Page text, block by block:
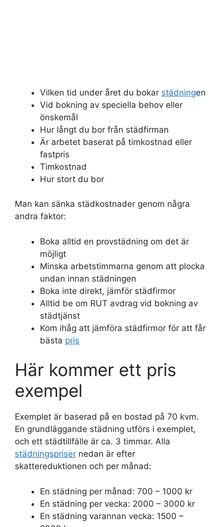
Vilken tid under året du bokar städningen
Vid bokning av speciella behov eller
önskemål
Hur långt du bor från städfirman
Är arbetet baserat på timkostnad eller
fastpris
Timkostnad
Hur stort du bor
Man kan sänka städkostnader genom några
andra faktor:
Boka alltid en provstädning om det är
möjligt
Minska arbetstimmarna genom att plocka
undan innan städningen
Boka inte direkt, jämför städfirmor
Alltid be om RUT avdrag vid bokning av
städtjänst
Kom ihåg att jämföra städfirmor för att får
bästa pris
Här kommer ett pris
exempel
Exemplet är baserad på en bostad på 70 kvm.
En grundläggande städning utförs i exemplet,
och ett städtillfälle är ca. 3 timmar. Alla
städningspriser nedan är efter
skattereduktionen och per månad:
En städning per månad: 700 – 1000 kr
En städning per vecka: 2000 – 3000 kr
En städning varannan vecka: 1500 –